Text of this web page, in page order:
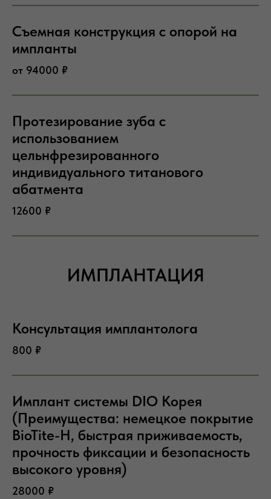
Съемная конструкция с опорой на
импланты
от 94000 ₽
Протезирование зуба с
использованием
цельнфрезированного
индивидуального титанового
абатмента
12600 ₽
ИМПЛАНТАЦИЯ
Консультация имплантолога
800 ₽
Имплант системы DIO Корея
(Преимущества: немецкое покрытие
BioTite-H, быстрая приживаемость,
прочность фиксации и безопасность
высокого уровня)
28000 ₽